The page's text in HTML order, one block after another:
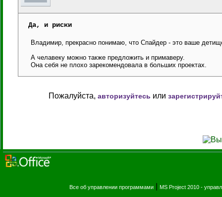
Да, и риски
Владимир, прекрасно понимаю, что Спайдер - это ваше
А челавеку можно также предложить и примаверу.
Она себя не плохо зарекомендовала в больших проектах.
Пожалуйста, авторизуйтесь или
Все об управлении программами MS Project 2010 -